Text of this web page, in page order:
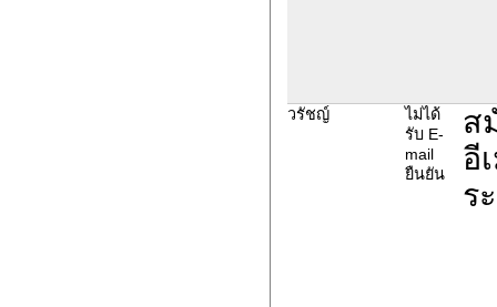
วรัชญ์
ไม่ได้
รับ E-
mail
ยืนยัน
ส
อี
ร